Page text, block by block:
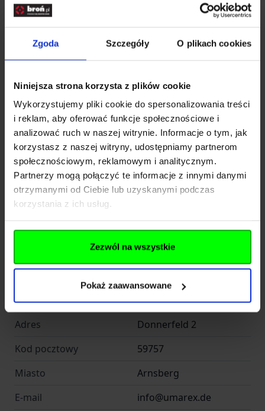
Zgoda Szczegóły O plikach cookies
Niniejsza strona korzysta z plików cookie
Wykorzystujemy pliki cookie do spersonalizowania treści
i reklam, aby oferować funkcje społecznościowe i
analizować ruch w naszej witrynie. Informacje o tym, jak
korzystasz z naszej witryny, udostępniamy partnerom
społecznościowym, reklamowym i analitycznym.
Partnerzy mogą połączyć te informacje z innymi danymi
otrzymanymi od Ciebie lub uzyskanymi podczas
korzystania z ich usług.
Zezwól na wszystkie
Pokaż zaawansowane
EAN 4000844767646
Dane techniczne
Kod SKU
KOL.344-035
EAN
4000844767646
Producent
UMAREX
Producent
Kraj
Niemcy
Adres
Donnerfeld 2
Kod pocztowy
59757
Miasto
Arnsberg
E-mail
info@umarex.de